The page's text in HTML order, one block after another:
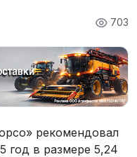
703
рекомендовал
год в размере 5,24